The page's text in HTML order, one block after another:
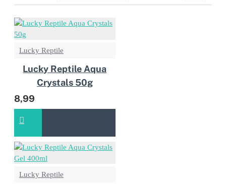
Lucky Reptile
Lucky Reptile Aqua
Crystals 50g
8,99
Lucky Reptile